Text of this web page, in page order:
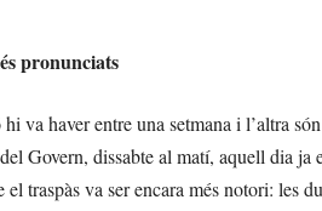
pronunciats
va haver entre una setmana i l’altra
Govern, dissabte al matí, aquell dia
traspàs va ser encara més notori: les